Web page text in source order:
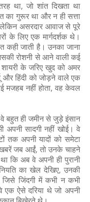
था, जो शांत दिखता था
का गुरूर था और न ही सत्ता
असरदार आवाज से पूरे
के लिए एक मार्गदर्शक थे।
कही जाती है। उनका जाना
रोशनी से आने वाली कई
शायरी के जरिए खुद को अमर
और हिंदी को जोड़ने वाले एक
मजहब नहीं होता, वह केवल
बहुत ही जमीन से जुड़े इंसान
अपनी सादगी नहीं खोई। वे
तक अपनी यादों को समेटा
जब आईं, तो उनके चाहने
कि अब वे अपनी ही पुरानी
का खेल देखिए, उनकी
जिसे जिंदगी में कभी न कभी
एक ऐसे दरिया थे जो अपनी